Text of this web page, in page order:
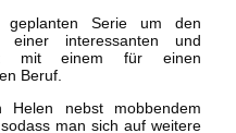
Serie um den
einer interessanten und
mit einem für einen
Beruf.
nebst mobbendem
man sich auf weitere